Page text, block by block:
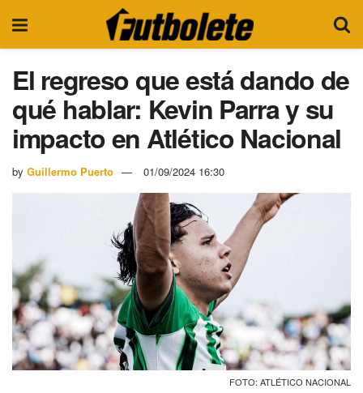
El regreso que está dando de
qué hablar: Kevin Parra y su
impacto en Atlético Nacional
by Guillermo Puerto 01/09/2024 16:30
FOTO: ATLÉTICO NACIONAL